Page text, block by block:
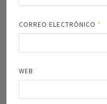
CORREO ELECTRÓNICO *
WEB